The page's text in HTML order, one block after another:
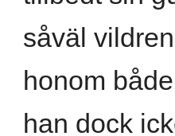
såväl
honom
han dock